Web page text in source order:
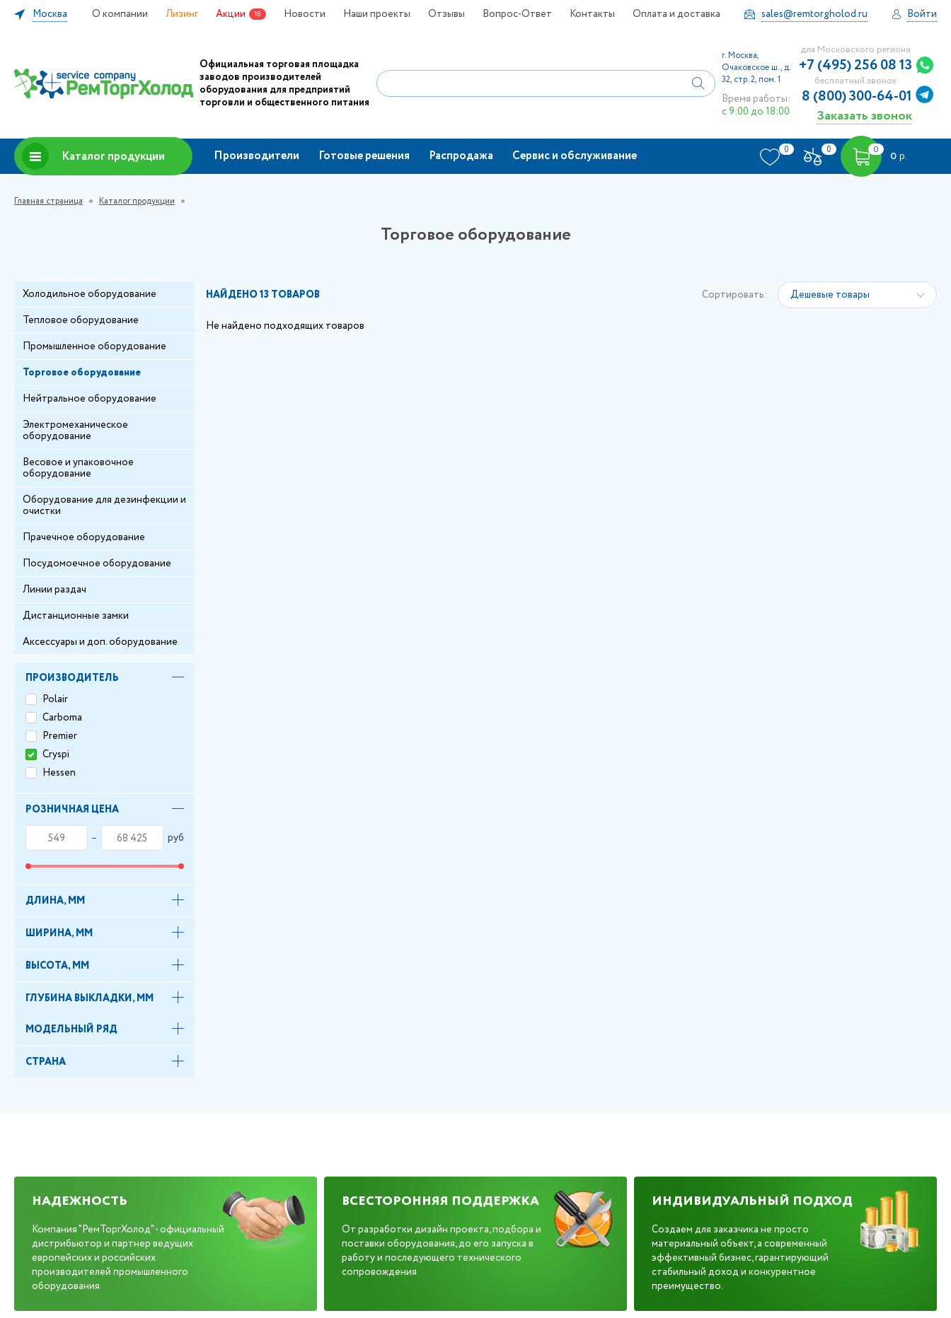
Москва О компании Лизинг Акции 18 Новости Наши проекты Отзывы Вопрос-Ответ Контакты Оплата и доставка sales@remtorgholod.ru Войти
Официальная торговая площадка
заводов производителей
оборудования для предприятий
торговли и общественного питания
г. Москва,
Очаковское ш., д.
32, стр. 2, пом. 1
Время работы:
с 9:00 до 18:00
для Московского региона
+7 (495) 256 08 13
бесплатный звонок
8 (800) 300-64-01
Заказать звонок
Каталог продукции Производители Готовые решения Распродажа Сервис и обслуживание 0 0 0
0 р.
Главная страница Каталог продукции
Торговое оборудование
Холодильное оборудование
Тепловое оборудование
Промышленное оборудование
Торговое оборудование
Нейтральное оборудование
Электромеханическое
оборудование
Весовое и упаковочное
оборудование
Оборудование для дезинфекции и
очистки
Прачечное оборудование
Посудомоечное оборудование
Линии раздач
Дистанционные замки
Аксессуары и доп. оборудование
ПРОИЗВОДИТЕЛЬ
Polair
Carboma
Premier
Cryspi
Hessen
РОЗНИЧНАЯ ЦЕНА
руб
ДЛИНА, ММ
ШИРИНА, ММ
ВЫСОТА, ММ
ГЛУБИНА ВЫКЛАДКИ, ММ
МОДЕЛЬНЫЙ РЯД
СТРАНА
НАЙДЕНО13 ТОВАРОВ Сортировать: Дешевые товары
Не найдено подходящих товаров
НАДЕЖНОСТЬ
Компания "РемТоргХолод" - официальный
дистрибьютор и партнер ведущих
европейских и российских
производителей промышленного
оборудования
ВСЕСТОРОННЯЯ ПОДДЕРЖКА
От разработки дизайн проекта, подбора и
поставки оборудования, до его запуска в
работу и последующего технического
сопровождения
ИНДИВИДУАЛЬНЫЙ ПОДХОД
Создаем для заказчика не просто
материальный объект, а современный
эффективный бизнес, гарантирующий
стабильный доход и конкурентное
преимущество.